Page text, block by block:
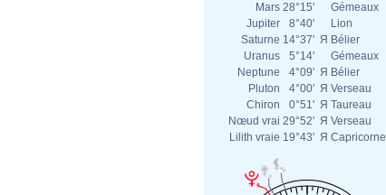
Mars 28°15'
Gémeaux
Jupiter
8°40'
Lion
Saturne 14°37' Я Bélier
Uranus
5°14'
Gémeaux
Neptune
4°09' Я Bélier
Pluton
4°00' Я Verseau
Chiron
0°51' Я Taureau
Nœud vrai 29°52' Я Verseau
Lilith vraie 19°43' Я Capricorne